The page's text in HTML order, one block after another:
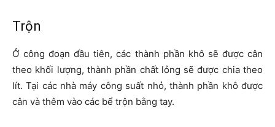
Trộn
Ở công đoạn đầu tiên, các thành phần khô sẽ được cân
theo khối lượng, thành phần chất lỏng sẽ được chia theo
lít. Tại các nhà máy công suất nhỏ, thành phần khô được
cân và thêm vào các bể trộn bằng tay.